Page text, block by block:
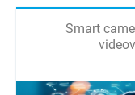
Smart